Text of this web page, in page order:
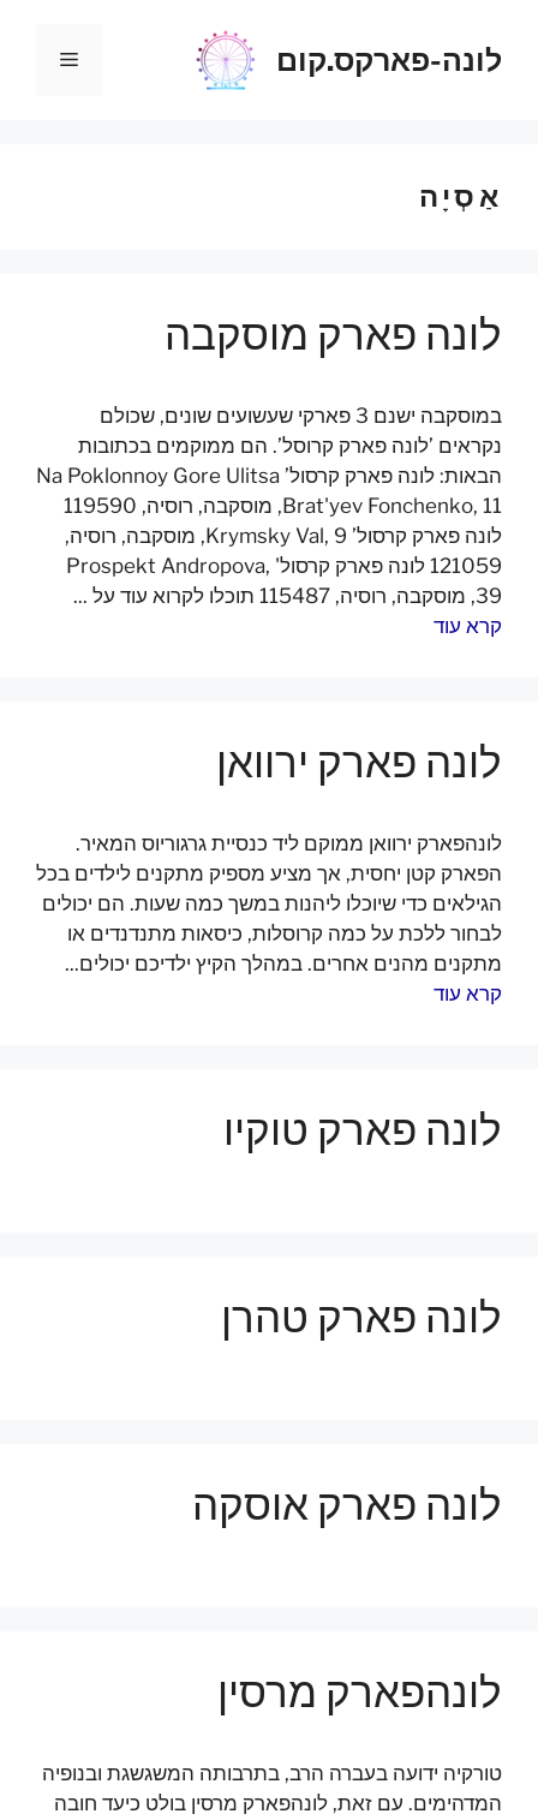
לונה-פארקס.קום תפריט
אַסְיָה
לונה פארק מוסקבה
במוסקבה ישנם 3 פארקי שעשועים שונים, שכולם
נקראים ’לונה פארק קרוסל’. הם ממוקמים בכתובות
הבאות: לונה פארק קרסול’ Na Poklonnoy Gore Ulitsa
Brat'yev Fonchenko, 11, מוסקבה, רוסיה, 119590
לונה פארק קרסול’ Krymsky Val, 9, מוסקבה, רוסיה,
121059 לונה פארק קרסול' Prospekt Andropova,
39, מוסקבה, רוסיה, 115487 תוכלו לקרוא עוד על ...
קרא עוד
לונה פארק ירוואן
לונהפארק ירוואן ממוקם ליד כנסיית גרגוריוס המאיר.
הפארק קטן יחסית, אך מציע מספיק מתקנים לילדים בכל
הגילאים כדי שיוכלו ליהנות במשך כמה שעות. הם יכולים
לבחור ללכת על כמה קרוסלות, כיסאות מתנדנדים או
מתקנים מהנים אחרים. במהלך הקיץ ילדיכם יכולים...
קרא עוד
לונה פארק טוקיו
לונה פארק טהרן
לונה פארק אוסקה
לונהפארק מרסין
טורקיה ידועה בעברה הרב, בתרבותה המשגשגת ובנופיה
המדהימים. עם זאת, לונהפארק מרסין בולט כיעד חובה